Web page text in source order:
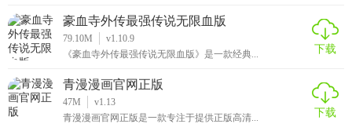
豪血寺外传最强传说无限血版
79.10M
v1.10.9
《豪血寺外传最强传说无限血版》是一款经典...
下载
青漫漫画官网正版
47M
v1.13
青漫漫画官网正版是一款专注于提供正版高清...
下载